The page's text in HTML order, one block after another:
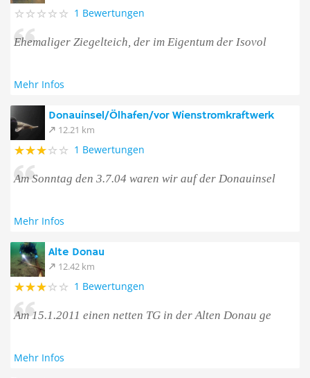
1 Bewertungen
Ehemaliger Ziegelteich, der im Eigentum der Isovol
Mehr Infos
Donauinsel/Ölhafen/vor Wienstromkraftwerk
12.21 km
1 Bewertungen
Am Sonntag den 3.7.04 waren wir auf der Donauinsel
Mehr Infos
Alte Donau
12.42 km
1 Bewertungen
Am 15.1.2011 einen netten TG in der Alten Donau ge
Mehr Infos